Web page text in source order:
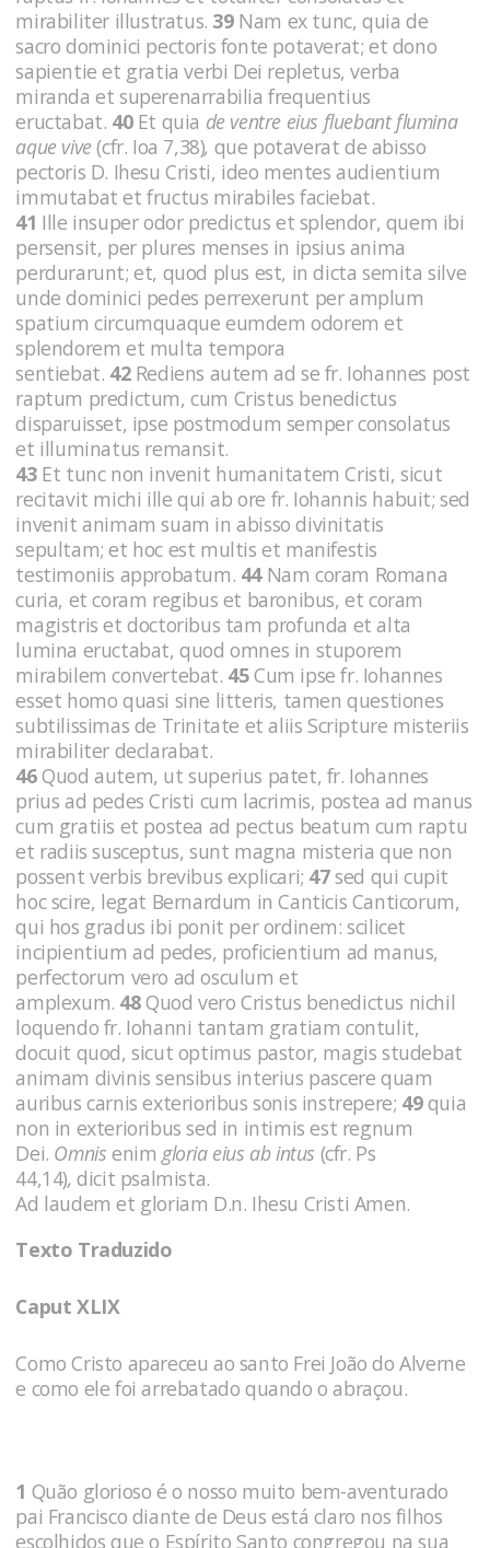
mirabiliter illustratus. 39Nam ex tunc, quia de
sacro dominici pectoris fonte potaverat; et dono
sapientie et gratia verbi Dei repletus, verba
miranda et superenarrabilia frequentius
eructabat. 40 Et quia de ventre eius fluebant flumina
aque vive(cfr. Ioa 7,38), que potaverat de abisso
pectoris D. Ihesu Cristi, ideo mentes audientium
immutabat et fructus mirabiles faciebat.
41 Ille insuper odor predictus et splendor, quem ibi
persensit, per plures menses in ipsius anima
perdurarunt; et, quod plus est, in dicta semita silve
unde dominici pedes perrexerunt per amplum
spatium circumquaque eumdem odorem et
splendorem et multa tempora
sentiebat. 42Rediens autem ad se fr. Iohannes post
raptum predictum, cum Cristus benedictus
disparuisset, ipse postmodum semper consolatus
et illuminatus remansit.
43 Et tunc non invenit humanitatem Cristi, sicut
recitavit michi ille qui ab ore fr. Iohannis habuit; sed
invenit animam suam in abisso divinitatis
sepultam; et hoc est multis et manifestis
testimoniis approbatum. 44Nam coram Romana
curia, et coram regibus et baronibus, et coram
magistris et doctoribus tam profunda et alta
lumina eructabat, quod omnes in stuporem
mirabilem convertebat. 45Cum ipse fr. Iohannes
esset homo quasi sine litteris, tamen questiones
subtilissimas de Trinitate et aliis Scripture misteriis
mirabiliter declarabat.
46Quod autem, ut superius patet, fr. Iohannes
prius ad pedes Cristi cum lacrimis, postea ad manus
cum gratiis et postea ad pectus beatum cum raptu
et radiis susceptus, sunt magna misteria que non
possent verbis brevibus explicari; 47sed qui cupit
hoc scire, legat Bernardum in Canticis Canticorum,
qui hos gradus ibi ponit per ordinem: scilicet
incipientium ad pedes, proficientium ad manus,
perfectorum vero ad osculum et
amplexum. 48Quod vero Cristus benedictus nichil
loquendo fr. Iohanni tantam gratiam contulit,
docuit quod, sicut optimus pastor, magis studebat
animam divinis sensibus interius pascere quam
auribus carnis exterioribus sonis instrepere; 49quia
non in exterioribus sed in intimis est regnum
Dei. Omnis enim gloria eius ab intus (cfr. Ps
44,14),dicit psalmista.
Ad laudem et gloriam D.n. Ihesu Cristi Amen.
Texto Traduzido
Caput XLIX
Como Cristo apareceu ao santo Frei João do Alver­ne
e como ele foi arrebatado quando o abraçou.
1 Quão glorioso é o nosso muito bem-aventurado
pai Francisco diante de Deus está claro nos filhos
escolhidos que o Espírito Santo congregou na sua